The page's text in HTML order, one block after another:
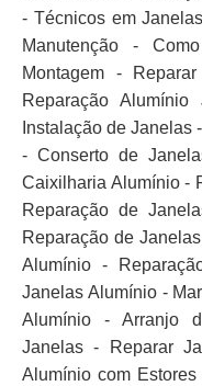
- Técnicos em
Manutenção -
Montagem -
Reparação
Instalação de Janelas
- Conserto de
Caixilharia Alumínio -
Reparação de
Reparação de
Alumínio -
Janelas Alumínio -
Alumínio - Arranjo
Janelas - Reparar
Alumínio com